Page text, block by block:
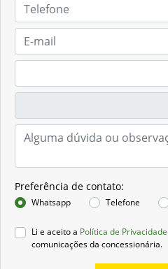
Preferência de contato:
Whatsapp Telefone
Li e aceito a Política de Privacidade
comunicações da concessionária.